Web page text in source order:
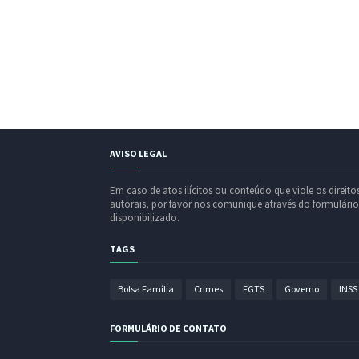
AVISO LEGAL
Em caso de atos ilícitos ou conteúdo que viole os
autorais, por favor nos comunique através do formulário
disponibilizado.
TAGS
Bolsa Família Crimes FGTS Governo INSS
FORMULÁRIO DE CONTATO